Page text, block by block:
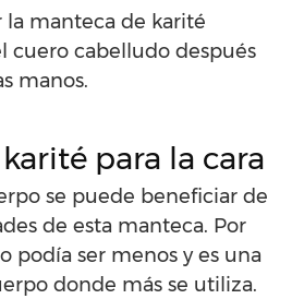
manteca de karité
cuero cabelludo después
manos.
para la cara
se puede beneficiar de
de esta manteca. Por
podía ser menos y es una
donde más se utiliza.